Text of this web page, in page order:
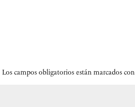
Los campos obligatorios están marcados con